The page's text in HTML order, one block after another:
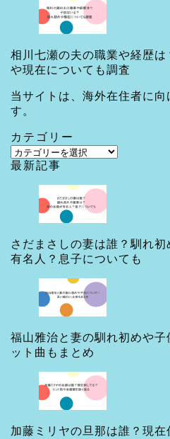
相川七瀬の夫の職業や経歴
や現在についても調査
当サイトは、海外在住者に向
す。
カテゴリー
カ
テ
最新記事
さだまさしの妻は誰？馴れ
有名人？息子についても
福山雅治と妻の馴れ初めや子
ット曲もまとめ
加藤ミリヤの旦那は誰？現